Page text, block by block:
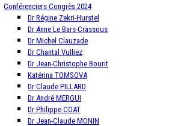
Conférenciers Congrès 2024
Dr Régine Zekri-Hurstel
Dr Anne Le Bars-Crassous
Dr Michel Clauzade
Dr Chantal Vulliez
Dr Jean-Christophe Bourit
Katérina TOMSOVA
Dr Claude PILLARD
Dr André MERGUI
Dr Philippe COAT
Dr Jean-Claude MONIN